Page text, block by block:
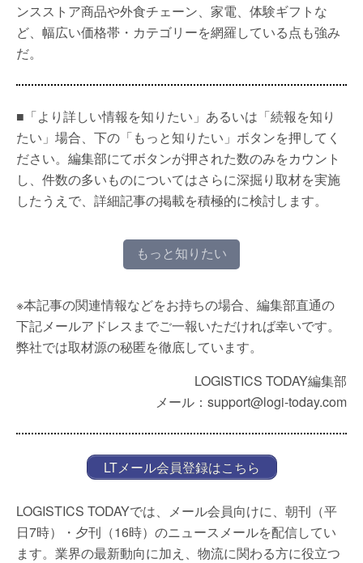
ンスストア商品や外食チェーン、家電、体験ギフトな
ど、幅広い価格帯・カテゴリーを網羅している点も強み
だ。
■「より詳しい情報を知りたい」あるいは「続報を知り
たい」場合、下の「もっと知りたい」ボタンを押してく
ださい。編集部にてボタンが押された数のみをカウント
し、件数の多いものについてはさらに深掘り取材を実施
したうえで、詳細記事の掲載を積極的に検討します。
もっと知りたい
※本記事の関連情報などをお持ちの場合、編集部直通の
下記メールアドレスまでご一報いただければ幸いです。
弊社では取材源の秘匿を徹底しています。
LOGISTICS TODAY編集部
メール：support@logi-today.com
LTメール会員登録はこちら
LOGISTICS TODAYでは、メール会員向けに、朝刊（平
日7時）・夕刊（16時）のニュースメールを配信してい
ます。業界の最新動向に加え、物流に関わる方に役立つ